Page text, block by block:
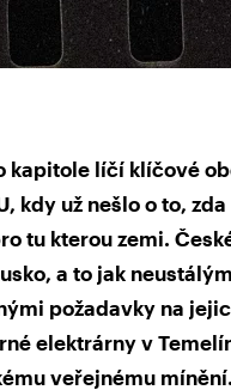
kapitole líčí klíčové
kdy už nešlo o to,
tu kterou zemi.
a to jak
požadavky na
elektrárny v
veřejnému